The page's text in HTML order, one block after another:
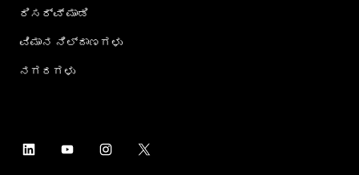
ರಿಸರ್ವ್ ಮಾಡಿ
ವಿಮಾನ ನಿಲ್ದಾಣಗಳು
ನಗರಗಳು